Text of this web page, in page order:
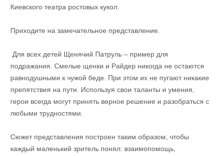
Киевского театра ростовых кукол.
Приходите на замечательное представление.
Для всех детей Щенячий Патруль – пример для
подражания. Смелые щенки и Райдер никогда не остаются
равнодушными к чужой беде. При этом их не пугают никакие
препятствия на пути. Используя свои таланты и умения,
герои всегда могут принять верное решение и разобраться с
любыми трудностями.
Сюжет представления построен таким образом, чтобы
каждый маленький зритель понял: взаимопомощь,